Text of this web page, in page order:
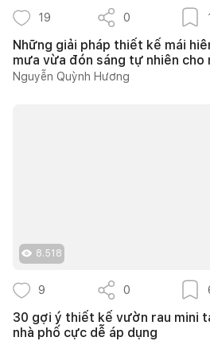
19 0
Những giải pháp thiết kế mái
mưa vừa đón sáng tự nhiên cho
Nguyễn Quỳnh Hương
8.518
9 0
30 gợi ý thiết kế vườn rau mini
nhà phố cực dễ áp dụng